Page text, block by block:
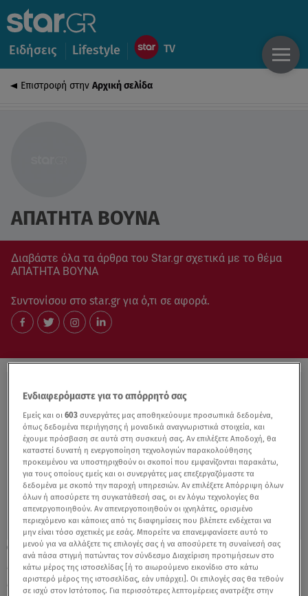
Ειδήσεις Lifestyle
Επιστροφή στην Αρχική σελίδα
ΑΠΑΤΗΤΑ ΒΟΥΝΑ
Διαβάστε όλα τα άρθρα του Star.gr σχετικά με το θέμα
ΑΠΑΤΗΤΑ ΒΟΥΝΑ
Συντονίσου στο star.gr για ό,τι σε αφορά.
21.01.22, 19:22
Με ζιβάγκο στη σύσκεψη στο Μέγαρο
Μαξίμου ο Κυριάκος Μητσοτάκης!
Ενδιαφερόμαστε για το απόρρητό σας
Εμείς και οι603 συνεργάτες μας αποθηκεύουμε προσωπικά δεδομένα,
όπως δεδομένα περιήγησης ή μοναδικά αναγνωριστικά στοιχεία, και
έχουμε πρόσβαση σε αυτά στη συσκευή σας. Αν επιλέξετε Αποδοχή, θα
καταστεί δυνατή η ενεργοποίηση τεχνολογιών παρακολούθησης
προκειμένου να υποστηριχθούν οι σκοποί που εμφανίζονται παρακάτω,
για τους οποίους εμείς και οι συνεργάτες μας επεξεργαζόμαστε τα
δεδομένα με σκοπό την παροχή υπηρεσιών. Αν επιλέξετε Απόρριψη όλων
όλων ή αποσύρετε τη συγκατάθεσή σας, οι εν λόγω τεχνολογίες θα
απενεργοποιηθούν. Αν απενεργοποιηθούν οι ιχνηλάτες, ορισμένο
περιεχόμενο και κάποιες από τις διαφημίσεις που βλέπετε ενδέχεται να
μην είναι τόσο σχετικές με εσάς. Μπορείτε να επανεμφανίσετε αυτό το
μενού για να αλλάξετε τις επιλογές σας ή να αποσύρετε τη συναίνεσή σας
ανά πάσα στιγμή πατώντας τον σύνδεσμο Διαχείριση προτιμήσεων στο
κάτω μέρος της ιστοσελίδας [ή το αιωρούμενο εικονίδιο στο κάτω
αριστερό μέρος της ιστοσελίδας, εάν υπάρχει]. Οι επιλογές σας θα τεθούν
σε ισχύ στον Ιστότοπος. Για περισσότερες λεπτομέρειες ανατρέξτε στην